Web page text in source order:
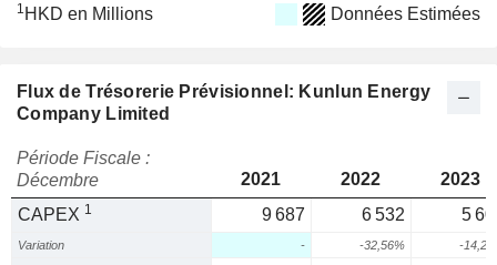
1 HKD en Millions Données Estimées
Flux de Trésorerie Prévisionnel: Kunlun Energy
Company Limited
Période Fiscale :
Décembre
2021 2022
2023
CAPEX 1 9 687 6 532 5
Variation - -32,56% -